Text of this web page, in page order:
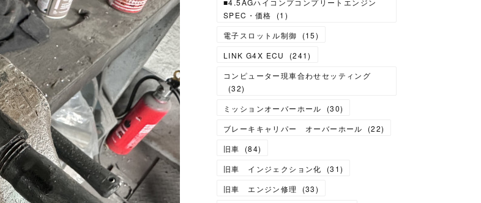
■4.5AGハイコンプコンプリートエンジン
SPEC・価格
(1 )
電子スロットル制御
(15)
LINK G4X ECU
(241)
コンピューター現車合わせセッティング
(32)
ミッションオーバーホール
(30)
ブレーキキャリパー オーバーホール
(22)
旧車
(84)
旧車 インジェクション化
(31)
旧車 エンジン修理
(33)